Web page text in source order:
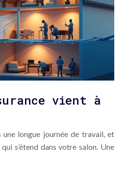
vient à
longue journée de travail, et
s’étend dans votre salon. Une